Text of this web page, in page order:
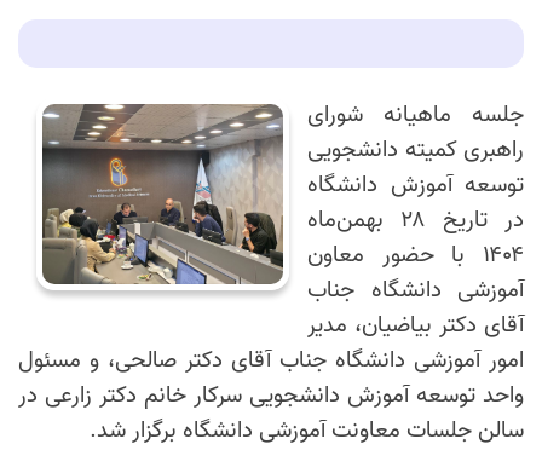
جلسه ماهیانه شورای
راهبری کمیته دانشجویی
توسعه آموزش دانشگاه
در تاریخ ۲۸ بهمن‌ماه
۱۴۰۴ با حضور معاون
آموزشی دانشگاه جناب
آقای دکتر بیاضیان، مدیر
امور آموزشی دانشگاه جناب آقای دکتر صالحی، و مسئول
واحد توسعه آموزش دانشجویی سرکار خانم دکتر زارعی در
سالن جلسات معاونت آموزشی دانشگاه برگزار شد.